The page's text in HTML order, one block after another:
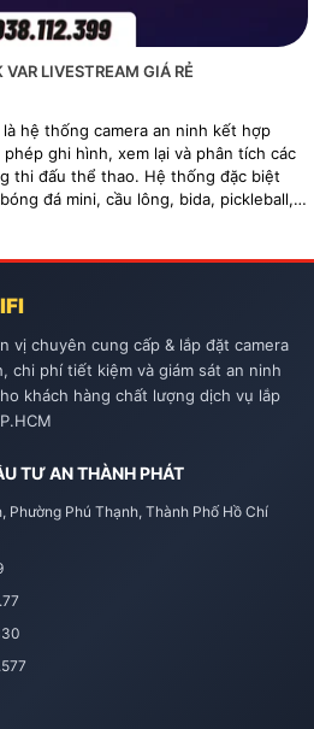
LIVESTREAM GIÁ RẺ
là hệ thống camera an ninh kết hợp
ghi hình, xem lại và phân tích các
thi đấu thể thao. Hệ thống đặc biệt
đá mini, cầu lông, bida, pickleball,
vị chuyên cung cấp & lắp đặt camera
chi phí tiết kiệm và giám sát an ninh
khách hàng chất lượng dịch vụ lắp
TƯ AN THÀNH PHÁT
Phường Phú Thạnh, Thành Phố Hồ Chí